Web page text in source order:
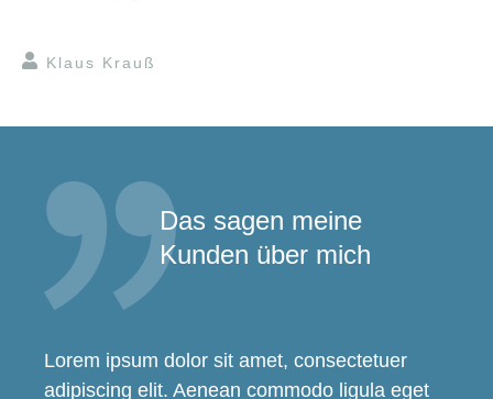
Klaus Krauß
Das sagen meine
Kunden über mich
Lorem ipsum dolor sit amet, consectetuer
adipiscing elit. Aenean commodo ligula eget